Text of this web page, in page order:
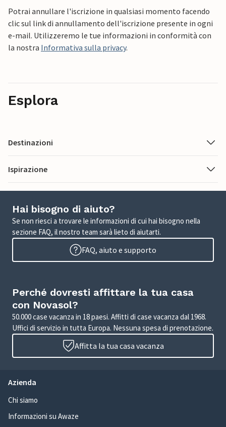
Potrai annullare l'iscrizione in qualsiasi momento facendo
clic sul link di annullamento dell'iscrizione presente in ogni
e-mail. Utilizzeremo le tue informazioni in conformità con
la nostra Informativa sulla privacy.
Esplora
Destinazioni
Ispirazione
Hai bisogno di aiuto?
Se non riesci a trovare le informazioni di cui hai bisogno nella
sezione FAQ, il nostro team sarà lieto di aiutarti.
FAQ, aiuto e supporto
Perché dovresti affittare la tua casa
con Novasol?
50.000 case vacanza in 18 paesi. Affitti di case vacanza dal 1968.
Uffici di servizio in tutta Europa. Nessuna spesa di prenotazione.
Affitta la tua casa vacanza
Azienda
Chi siamo
Informazioni su Awaze